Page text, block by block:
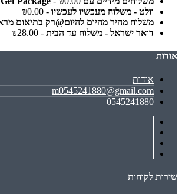
וולט - משלוח מעכשיו לעכשיו - ₪0.00
משלוח מהיר מהיום להיום@רק בתיאום
דואר ישראל - משלוח עד הבית - ₪28.00
אודות
אודות
m0545241880@gmail.com
0545241880
שירות לקוחות